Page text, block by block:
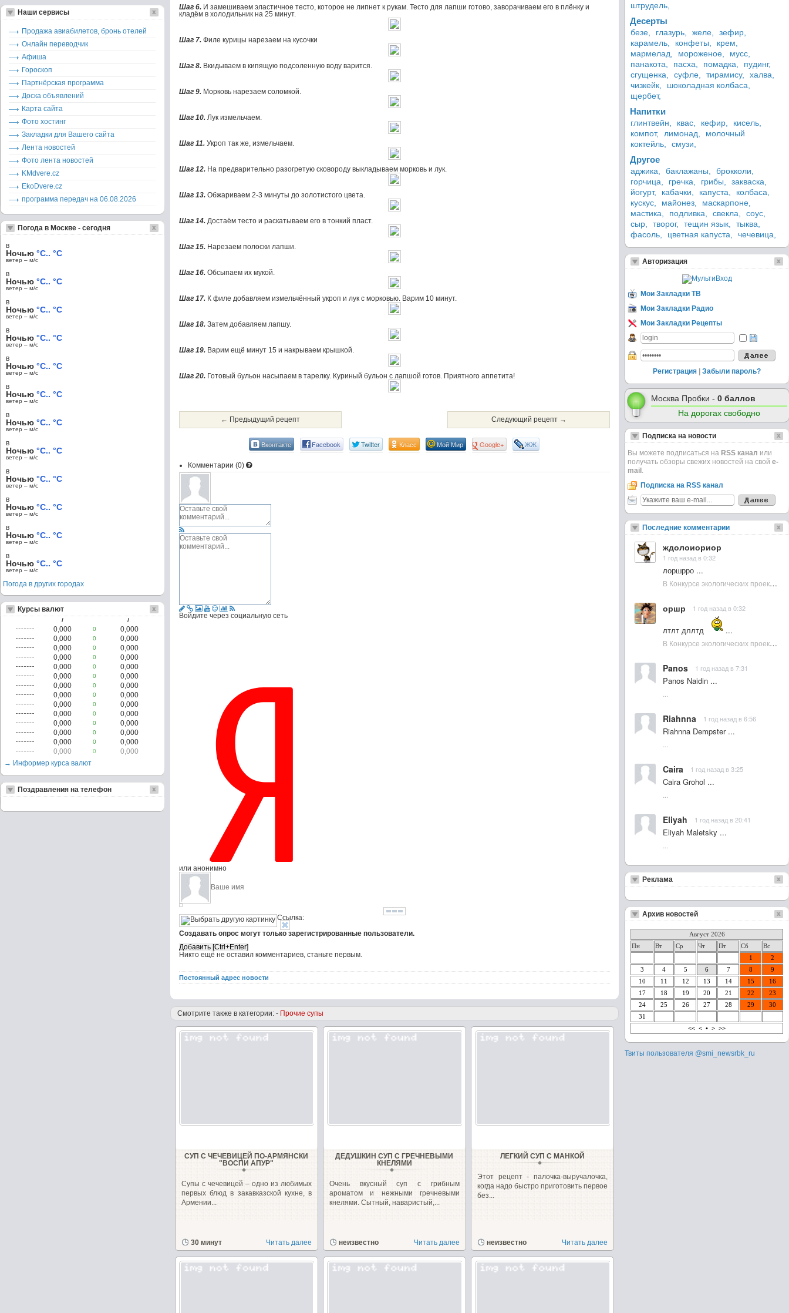
Шаг 6. И замешиваем эластичное тесто, которое не липнет к рукам. Тесто для лапши готово, заворачиваем его в плёнку и
кладём в холодильник на 25 минут.
Шаг 7. Филе курицы нарезаем на кусочки
Шаг 8. Вкидываем в кипящую подсоленную воду варится.
Шаг 9. Морковь нарезаем соломкой.
Шаг 10. Лук измельчаем.
Шаг 11. Укроп так же, измельчаем.
Шаг 12. На предварительно разогретую сковороду выкладываем морковь и лук.
Шаг 13. Обжариваем 2-3 минуты до золотистого цвета.
Шаг 14. Достаём тесто и раскатываем его в тонкий пласт.
Шаг 15. Нарезаем полоски лапши.
Шаг 16. Обсыпаем их мукой.
Шаг 17. К филе добавляем измельчённый укроп и лук с морковью. Варим 10 минут.
Шаг 18. Затем добавляем лапшу.
Шаг 19. Варим ещё минут 15 и накрываем крышкой.
Шаг 20. Готовый бульон насыпаем в тарелку. Куриный бульон с лапшой готов. Приятного аппетита!
← Предыдущий рецепт Следующий рецепт →
Вконтакте Facebook Twitter Класс Мой Мир Google+ ЖЖ
Комментарии (0)
Войдите через социальную сеть
или анонимно
Ссылка:
Создавать опрос могут только зарегистрированные пользователи.
Никто ещё не оставил комментариев, станьте первым.
Постоянный адрес новости
Смотрите также в категории: - Прочие супы
СУП С ЧЕЧЕВИЦЕЙ ПО-АРМЯНСКИ
"ВОСПИ АПУР"
Супы с чечевицей – одно из любимых
первых блюд в закавказской кухне, в
Армении...
30 минут Читать далее
ДЕДУШКИН СУП С ГРЕЧНЕВЫМИ
КНЕЛЯМИ
Очень вкусный суп с грибным
ароматом и нежными гречневыми
кнелями. Сытный, наваристый,...
неизвестно Читать далее
ЛЕГКИЙ СУП С МАНКОЙ
Этот рецепт - палочка-выручалочка,
когда надо быстро приготовить первое
без...
неизвестно Читать далее
Наши сервисы
Продажа авиабилетов, бронь отелей
Онлайн переводчик
Афиша
Гороскоп
Партнёрская программа
Доска объявлений
Карта сайта
Фото хостинг
Закладки для Вашего сайта
Лента новостей
Фото лента новостей
KMdvere.cz
EkoDvere.cz
программа передач на 06.08.2026
Погода в Москве - сегодня
в
Ночью °C.. °C
ветер – м/c
в
Ночью °C.. °C
ветер – м/c
в
Ночью °C.. °C
ветер – м/c
в
Ночью °C.. °C
ветер – м/c
в
Ночью °C.. °C
ветер – м/c
в
Ночью °C.. °C
ветер – м/c
в
Ночью °C.. °C
ветер – м/c
в
Ночью °C.. °C
ветер – м/c
в
Ночью °C.. °C
ветер – м/c
в
Ночью °C.. °C
ветер – м/c
в
Ночью °C.. °C
ветер – м/c
в
Ночью °C.. °C
ветер – м/c
Погода в других городах
Курсы валют
/ /
0,000 0
0,000
0,000
0
0,000
0,000
0
0,000
0,000
0
0,000
0,000
0
0,000
0,000
0
0,000
0,000
0
0,000
0,000
0
0,000
0,000
0
0,000
0,000
0
0,000
0,000
0
0,000
0,000
0
0,000
0,000
0
0,000
0,000
0
0,000
→ Информер курса валют
Поздравления на телефон
штрудель,
Десерты
безе, глазурь, желе,
зефир,
карамель,
конфеты,
крем,
мармелад,
мороженое,
мусс,
панакота,
пасха, помадка,
пудинг,
сгущенка,
суфле, тирамису,
халва,
чизкейк,
шоколадная колбаса,
щербет,
Напитки
глинтвейн, квас, кефир,
кисель,
компот,
лимонад,
молочный
коктейль,
смузи,
Другое
аджика, баклажаны,
брокколи,
горчица,
гречка, грибы,
закваска,
йогурт,
кабачки, капуста,
колбаса,
кускус,
майонез,
маскарпоне,
мастика,
подливка, свекла,
соус,
сыр,
творог, тещин язык,
тыква,
фасоль,
цветная капуста, чечевица,
Авторизация
Мои Закладки ТВ
Мои Закладки Радио
Мои Закладки Рецепты
Регистрация Забыли пароль?
Москва Пробки - 0 баллов
На дорогах свободно
Подписка на новости
Вы можете подписаться на RSS канал или
получать обзоры свежих новостей на свой e-
mail .
Подписка на RSS канал
Последние комментарии
ждолоиориор
1 год назад в 0:32
лоршрро ...
В Конкурсе экологических проектов в Подмосковье активно участвовала молодежь :: NewsRbk.ru...
оршр 1 год назад в 0:32
лтлт дллтд
...
В Конкурсе экологических проектов в Подмосковье активно участвовала молодежь :: NewsRbk.ru...
Panos 1 год назад в 7:31
Panos Naidin ...
Riahnna 1 год назад в 6:56
Riahnna Dempster ...
Caira 1 год назад в 3:25
Caira Grohol ...
Eliyah 1 год назад в 20:41
Eliyah Maletsky ...
Реклама
Архив новостей
Август 2026
Пн
Вт Ср Чт Пт Сб
Вс
1
2
3
4 5 6 7 8
9
10
11 12 13 14 15
16
17
18 19 20 21 22
23
24
25 26 27 28 29
30
31
<< < • > >>
Твиты пользователя @smi_newsrbk_ru